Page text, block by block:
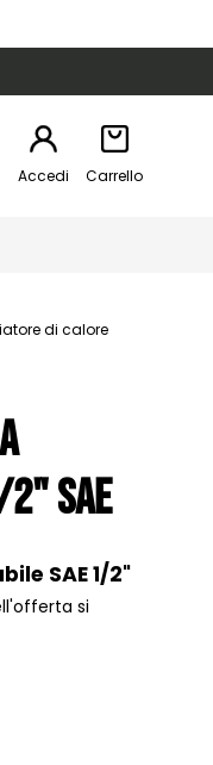
Accedi Carrello
di calore
SAE
SAE 1/2"
si